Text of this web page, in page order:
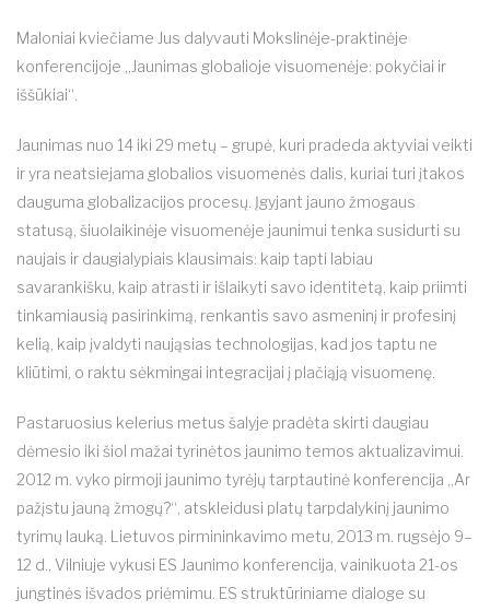
Maloniai kviečiame Jus dalyvauti Mokslinėje-praktinėje
konferencijoje „Jaunimas globalioje visuomenėje: pokyčiai ir
iššūkiai“.
Jaunimas nuo 14 iki 29 metų – grupė, kuri pradeda aktyviai veikti
ir yra neatsiejama globalios visuomenės dalis, kuriai turi įtakos
dauguma globalizacijos procesų. Įgyjant jauno žmogaus
statusą, šiuolaikinėje visuomenėje jaunimui tenka susidurti su
naujais ir daugialypiais klausimais: kaip tapti labiau
savarankišku, kaip atrasti ir išlaikyti savo identitetą, kaip priimti
tinkamiausią pasirinkimą, renkantis savo asmeninį ir profesinį
kelią, kaip įvaldyti naująsias technologijas, kad jos taptu ne
kliūtimi, o raktu sėkmingai integracijai į plačiąją visuomenę.
Pastaruosius kelerius metus šalyje pradėta skirti daugiau
dėmesio iki šiol mažai tyrinėtos jaunimo temos aktualizavimui.
2012 m. vyko pirmoji jaunimo tyrėjų tarptautinė konferencija „Ar
pažįstu jauną žmogų?“, atskleidusi platų tarpdalykinį jaunimo
tyrimų lauką. Lietuvos pirmininkavimo metu, 2013 m. rugsėjo 9–
12 d., Vilniuje vykusi ES Jaunimo konferencija, vainikuota 21-os
jungtinės išvados priėmimu. ES struktūriniame dialoge su